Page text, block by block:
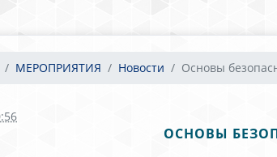
МЕРОПРИЯТИЯ Новости Основы
ОСНОВЫ